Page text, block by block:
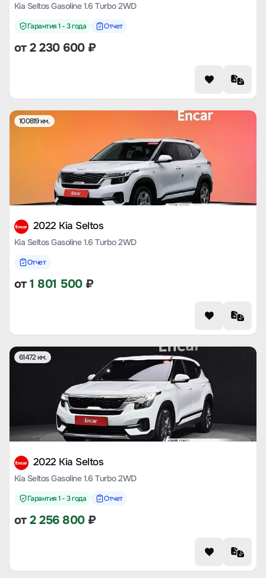
Kia Seltos Gasoline 1.6 Turbo 2WD
Гарантия 1 - 3 года Отчет
от2 230 600₽
100819 км.
2022 Kia Seltos
Kia Seltos Gasoline 1.6 Turbo 2WD
Отчет
от1 801 500₽
61472 км.
2022 Kia Seltos
Kia Seltos Gasoline 1.6 Turbo 2WD
Гарантия 1 - 3 года Отчет
от2 256 800₽